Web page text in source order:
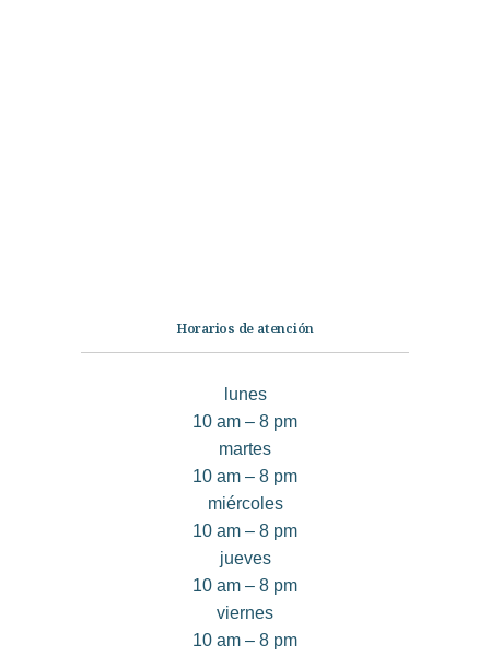
Horarios de atención
lunes
10 am – 8 pm
martes
10 am – 8 pm
miércoles
10 am – 8 pm
jueves
10 am – 8 pm
viernes
10 am – 8 pm